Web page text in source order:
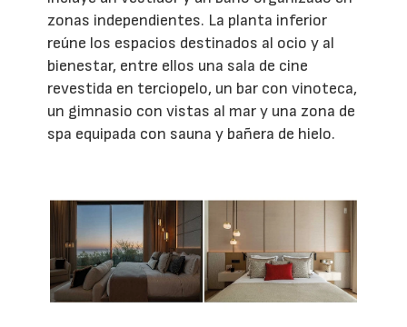
zonas independientes. La planta inferior
reúne los espacios destinados al ocio y al
bienestar, entre ellos una sala de cine
revestida en terciopelo, un bar con vinoteca,
un gimnasio con vistas al mar y una zona de
spa equipada con sauna y bañera de hielo.